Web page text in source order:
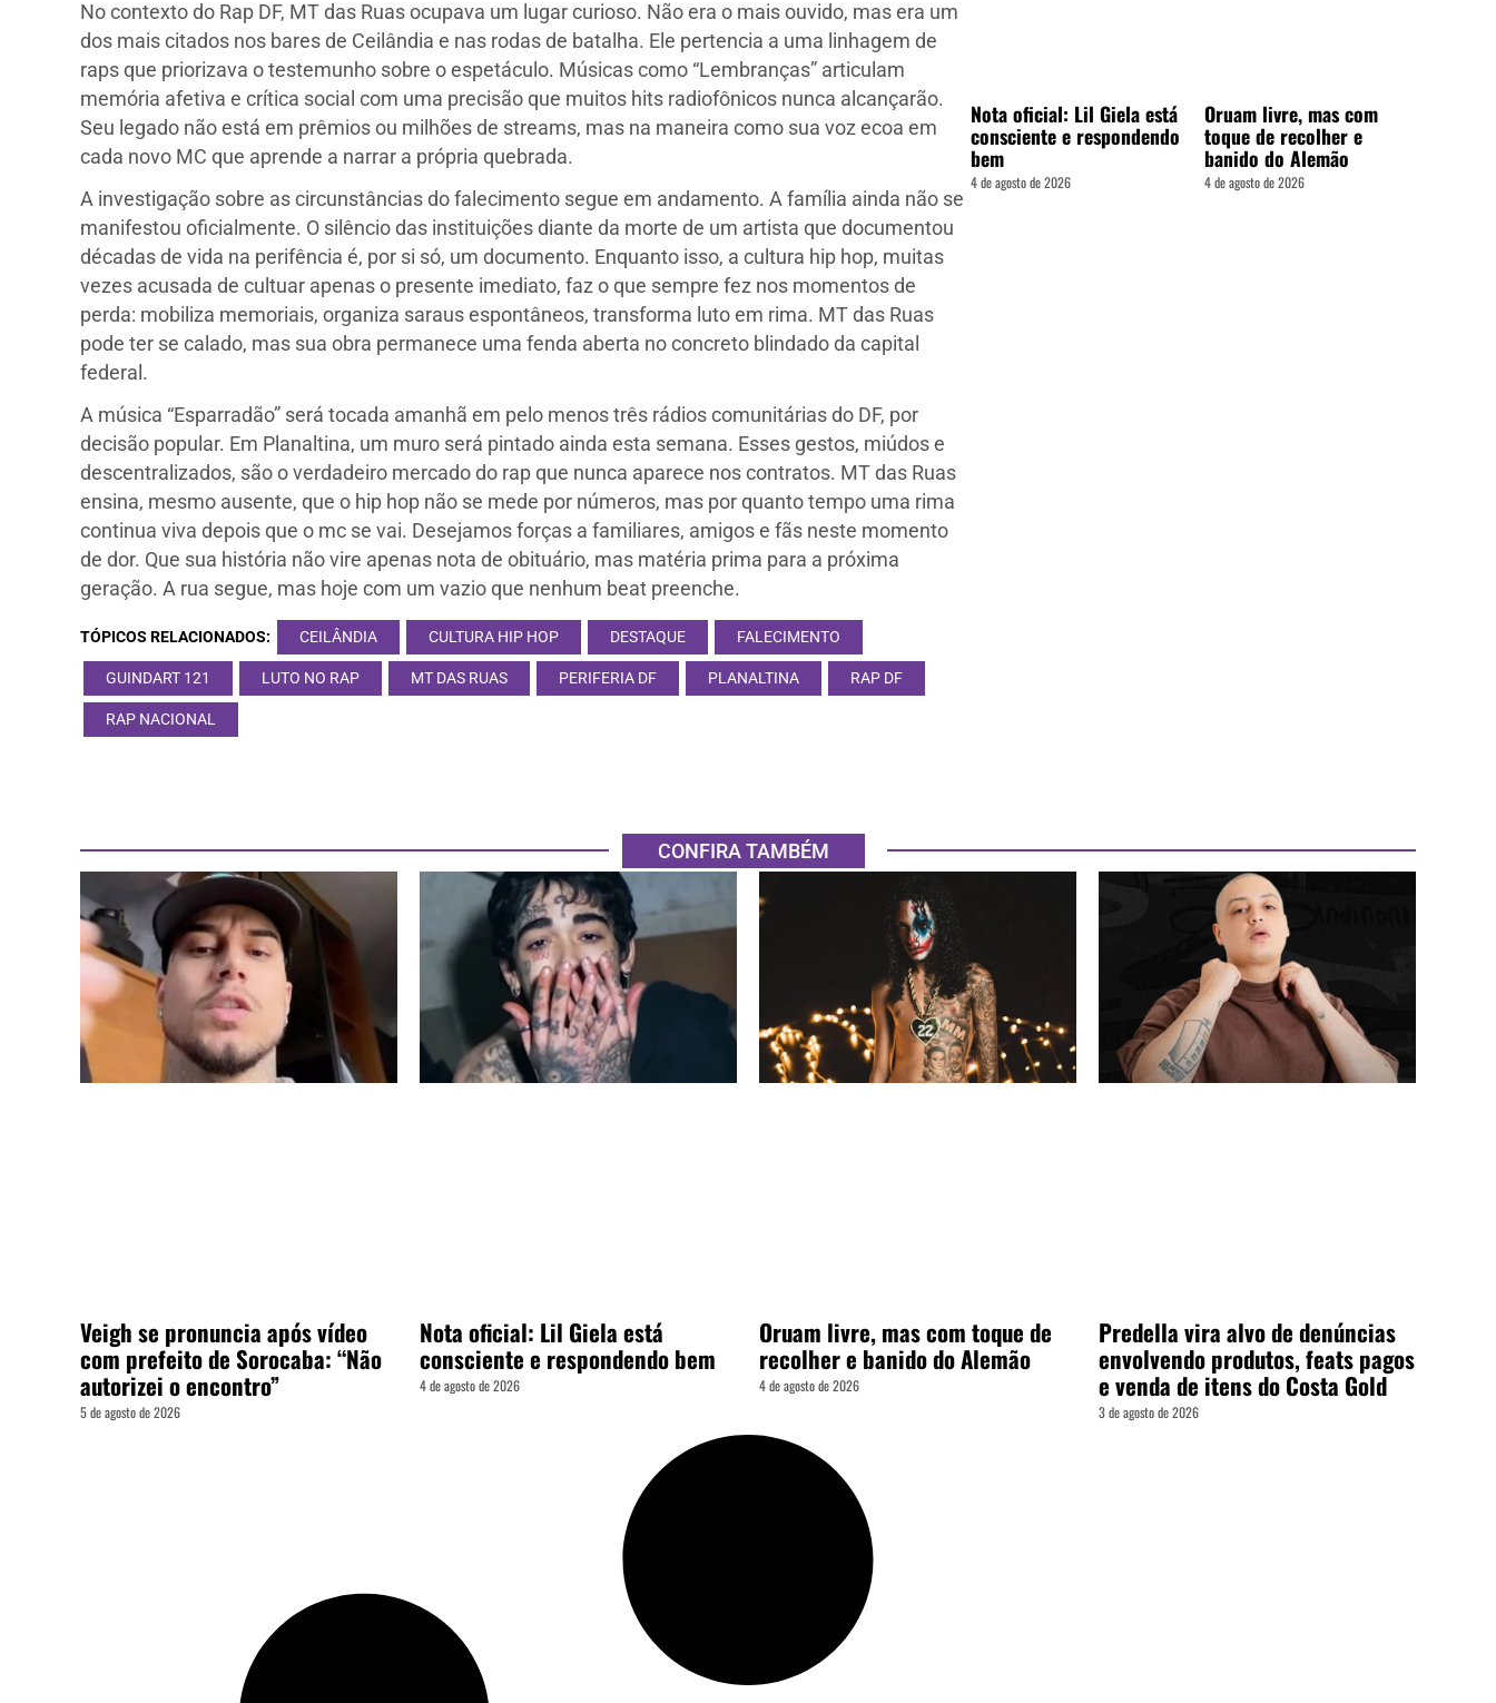
No contexto do Rap DF, MT das Ruas ocupava um lugar curioso. Não era o mais ouvido, mas era um
dos mais citados nos bares de Ceilândia e nas rodas de batalha. Ele pertencia a uma linhagem de
raps que priorizava o testemunho sobre o espetáculo. Músicas como “Lembranças” articulam
memória afetiva e crítica social com uma precisão que muitos hits radiofônicos nunca alcançarão.
Seu legado não está em prêmios ou milhões de streams, mas na maneira como sua voz ecoa em
cada novo MC que aprende a narrar a própria quebrada.
A investigação sobre as circunstâncias do falecimento segue em andamento. A família ainda não se
manifestou oficialmente. O silêncio das instituições diante da morte de um artista que documentou
décadas de vida na perifência é, por si só, um documento. Enquanto isso, a cultura hip hop, muitas
vezes acusada de cultuar apenas o presente imediato, faz o que sempre fez nos momentos de
perda: mobiliza memoriais, organiza saraus espontâneos, transforma luto em rima. MT das Ruas
pode ter se calado, mas sua obra permanece uma fenda aberta no concreto blindado da capital
federal.
A música “Esparradão” será tocada amanhã em pelo menos três rádios comunitárias do DF, por
decisão popular. Em Planaltina, um muro será pintado ainda esta semana. Esses gestos, miúdos e
descentralizados, são o verdadeiro mercado do rap que nunca aparece nos contratos. MT das Ruas
ensina, mesmo ausente, que o hip hop não se mede por números, mas por quanto tempo uma rima
continua viva depois que o mc se vai. Desejamos forças a familiares, amigos e fãs neste momento
de dor. Que sua história não vire apenas nota de obituário, mas matéria prima para a próxima
geração. A rua segue, mas hoje com um vazio que nenhum beat preenche.
TÓPICOS RELACIONADOS: CEILÂNDIA CULTURA HIP HOP DESTAQUE FALECIMENTO
GUINDART 121 LUTO NO RAP MT DAS RUAS PERIFERIA DF PLANALTINA RAP DF
RAP NACIONAL
Nota oficial: Lil Giela está
consciente e respondendo
bem
4 de agosto de 2026
Oruam livre, mas com
toque de recolher e
banido do Alemão
4 de agosto de 2026
CONFIRA TAMBÉM
Veigh se pronuncia após vídeo
com prefeito de Sorocaba: “Não
autorizei o encontro”
5 de agosto de 2026
Nota oficial: Lil Giela está
consciente e respondendo bem
4 de agosto de 2026
Oruam livre, mas com toque de
recolher e banido do Alemão
4 de agosto de 2026
Predella vira alvo de denúncias
envolvendo produtos, feats pagos
e venda de itens do Costa Gold
3 de agosto de 2026